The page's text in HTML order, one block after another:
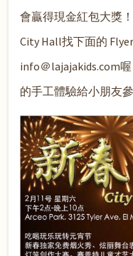
會贏得現金紅包大獎
City Hall找下面的
info＠lajajakids.com
的手工體驗給小朋友